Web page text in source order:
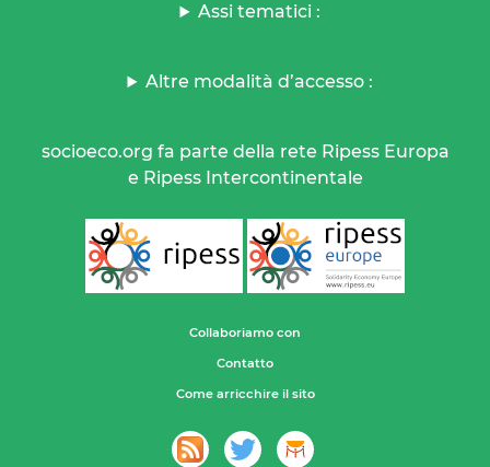
Assi tematici :
Altre modalità d’accesso :
socioeco.org fa parte della rete Ripess Europa
e Ripess Intercontinentale
Collaboriamo con
Contatto
Come arricchire il sito